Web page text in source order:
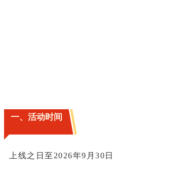
一、活动时间
上线之日至2026年9月30日